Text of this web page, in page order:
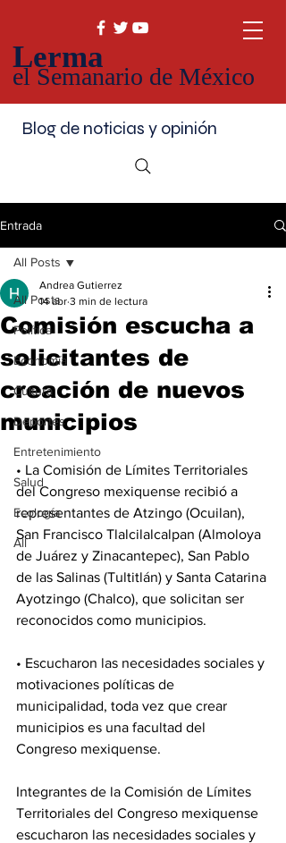
Lerma
el Semanario de México
Blog de noticias y opinión
Entrada
All Posts
Política
Economía
Cultura
Deportes
Entretenimiento
Salud
Ecología
All
All Posts
Comisión escucha a
solicitantes de
creación de nuevos
municipios
Andrea Gutierrez
14 abr 3 min de lectura
• La Comisión de Límites Territoriales
del Congreso mexiquense recibió a
representantes de Atzingo (Ocuilan),
San Francisco Tlalcilalcalpan (Almoloya
de Juárez y Zinacantepec), San Pablo
de las Salinas (Tultitlán) y Santa Catarina
Ayotzingo (Chalco), que solicitan ser
reconocidos como municipios.
• Escucharon las necesidades sociales y
motivaciones políticas de
municipalidad, toda vez que crear
municipios es una facultad del
Congreso mexiquense.
Integrantes de la Comisión de Límites
Territoriales del Congreso mexiquense
escucharon las necesidades sociales y